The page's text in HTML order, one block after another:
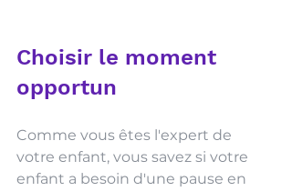
Choisir le moment
opportun
Comme vous êtes l'expert de
votre enfant, vous savez si votre
enfant a besoin d'une pause en